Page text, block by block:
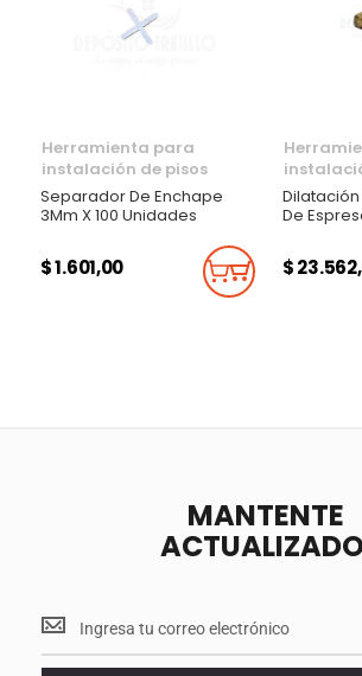
Herramienta para
instalación de pisos
Separador De Enchape
3Mm X 100 Unidades
$ 1.601,00 Añadir Al
De
$
MANTENTE
Mantente
<br>
actualizado.